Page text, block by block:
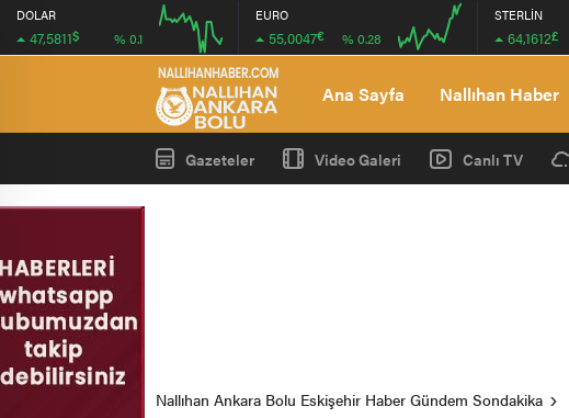
DOLAR
47,5811$ % 0.1
08:00 12:00
EURO
55,0047€ % 0.28
STERLİN
64,1612£
Ana Sayfa Nallıhan Haber
Gazeteler Video Galeri Canlı TV
Nallıhan Ankara Bolu Eskişehir Haber Gündem Sondakika